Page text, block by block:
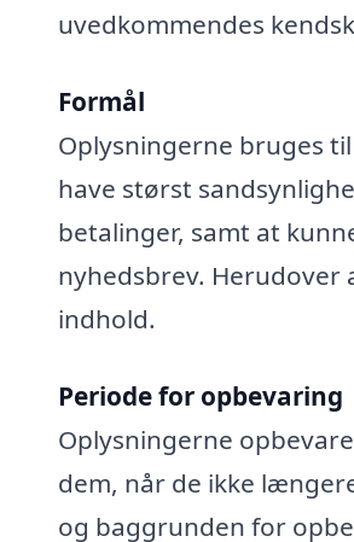
uvedkommendes
Formål
Oplysningerne bruges
have størst
betalinger, samt at
nyhedsbrev. Herudover
indhold.
Periode for opbevaring
Oplysningerne
dem, når de ikke
og baggrunden for